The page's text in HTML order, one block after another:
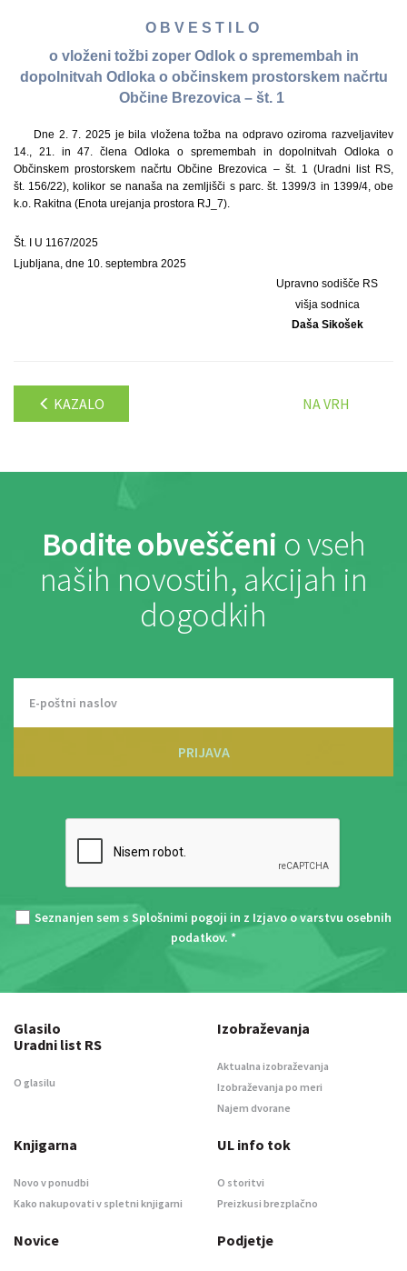
O B V E S T I L O
o vloženi tožbi zoper Odlok o spremembah in
dopolnitvah Odloka o občinskem prostorskem načrtu
Občine Brezovica – št. 1
Dne 2. 7. 2025 je bila vložena tožba na odpravo oziroma razveljavitev
14., 21. in 47. člena Odloka o spremembah in dopolnitvah Odloka o
Občinskem prostorskem načrtu Občine Brezovica – št. 1 (Uradni list RS,
št. 156/22), kolikor se nanaša na zemljišči s parc. št. 1399/3 in 1399/4, obe
k.o. Rakitna (Enota urejanja prostora RJ_7).
Št. I U 1167/2025
Ljubljana, dne 10. septembra 2025
Upravno sodišče RS
višja sodnica
Daša Sikošek
KAZALO NA VRH
Bodite obveščeni o vseh
naših novostih, akcijah in
dogodkih
PRIJAVA
Seznanjen sem s Splošnimi pogoji in z Izjavo o varstvu osebnih
podatkov. *
Glasilo
Uradni list RS
O glasilu
Izobraževanja
Aktualna izobraževanja
Izobraževanja po meri
Najem dvorane
Knjigarna
Novo v ponudbi
Kako nakupovati v spletni knjigarni
UL info tok
O storitvi
Preizkusi brezplačno
Novice Podjetje